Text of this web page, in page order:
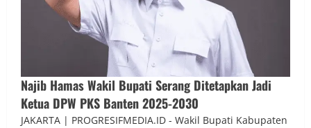
Najib Hamas Wakil Bupati Serang Ditetapkan Jadi
Ketua DPW PKS Banten 2025-2030
JAKARTA | PROGRESIFMEDIA.ID - Wakil Bupati Kabupaten